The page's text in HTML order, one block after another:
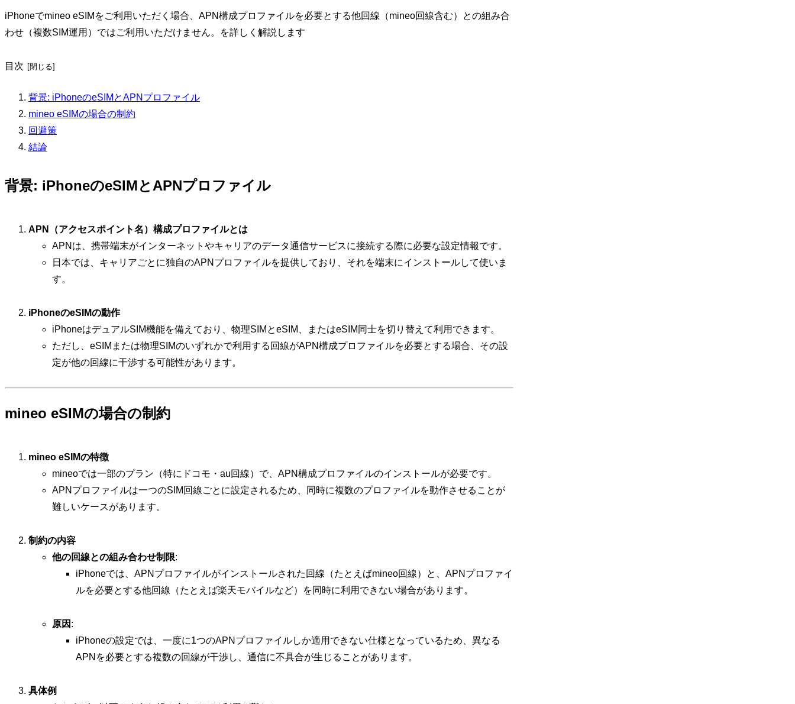
iPhoneでmineo eSIMをご利用いただく場合、APN構成プロファイルを必要とする他回線（mineo回線含む）との組み合
わせ（複数SIM運用）ではご利用いただけません。を詳しく解説します
目次
背景: iPhoneのeSIMとAPNプロファイル
mineo eSIMの場合の制約
回避策
結論
背景: iPhoneのeSIMとAPNプロファイル
APN（アクセスポイント名）構成プロファイルとは
APNは、携帯端末がインターネットやキャリアのデータ通信サービスに接続する際に必要な設定情報です。
日本では、キャリアごとに独自のAPNプロファイルを提供しており、それを端末にインストールして使いま
す。
iPhoneのeSIMの動作
iPhoneはデュアルSIM機能を備えており、物理SIMとeSIM、またはeSIM同士を切り替えて利用できます。
ただし、eSIMまたは物理SIMのいずれかで利用する回線がAPN構成プロファイルを必要とする場合、その設
定が他の回線に干渉する可能性があります。
mineo eSIMの場合の制約
mineo eSIMの特徴
mineoでは一部のプラン（特にドコモ・au回線）で、APN構成プロファイルのインストールが必要です。
APNプロファイルは一つのSIM回線ごとに設定されるため、同時に複数のプロファイルを動作させることが
難しいケースがあります。
制約の内容
他の回線との組み合わせ制限:
iPhoneでは、APNプロファイルがインストールされた回線（たとえばmineo回線）と、APNプロファイ
ルを必要とする他回線（たとえば楽天モバイルなど）を同時に利用できない場合があります。
原因 :
iPhoneの設定では、一度に1つのAPNプロファイルしか適用できない仕様となっているため、異なる
APNを必要とする複数の回線が干渉し、通信に不具合が生じることがあります。
具体例